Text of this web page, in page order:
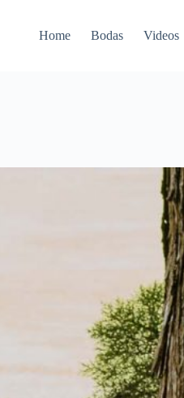
Home Bodas Videos